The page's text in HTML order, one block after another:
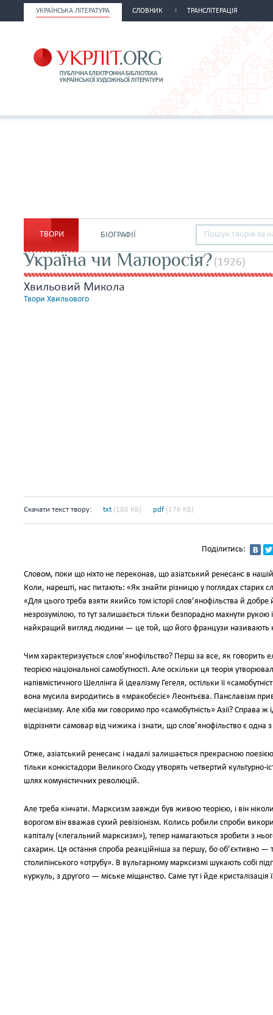
УКРАЇНСЬКА ЛІТЕРАТУРА СЛОВНИК ТРАНСЛІТЕРАЦІЯ
ТВОРИ БІОГРАФІЇ
Україна чи Малоросія? (1926)
Хвильовий Микола
Твори Хвильового
Скачати текст твору: txt (180 КБ) pdf (176 КБ)
Поділитись:
Словом, поки що ніхто не переконав, що азіатський ренесанс в
Коли, нарешті, нас питають: «Як знайти різницю у поглядах старих
«Для цього треба взяти якийсь том історії слов’янофільства й
незрозумілою, то тут залишається тільки безпорадно махнути
найкращий вигляд людини — це той, що його французи називають
Чим характеризується слов’янофільство? Перш за все, як говорить
теорією національної самобутності. Але оскільки ця теорія
напівмістичного Шеллінга й ідеалізму Гегеля, остільки її
вона мусила виродитись в «мракобєсіє» Леонтьєва. Панславізм
месіанізму. Але хіба ми говоримо про «самобутність» Азії? Справа
відрізняти самовар від чижика і знати, що слов’янофільство є одна з
Отже, азіатський ренесанс і надалі залишається прекрасною
тільки конкістадори Великого Сходу утворять четвертий
шлях комуністичних революцій.
Але треба кінчати. Марксизм завжди був живою теорією, і він
ворогом він вважав сухий ревізіонізм. Колись робили спроби
капіталу («легальний марксизм»), тепер намагаються зробити з
сахарин. Ця остання спроба реакційніша за першу, бо об’єктивно
столипінського «отрубу». В вульгарному марксизмі шукають собі
куркуль, з другого — міське міщанство. Саме тут і йде кристалізація